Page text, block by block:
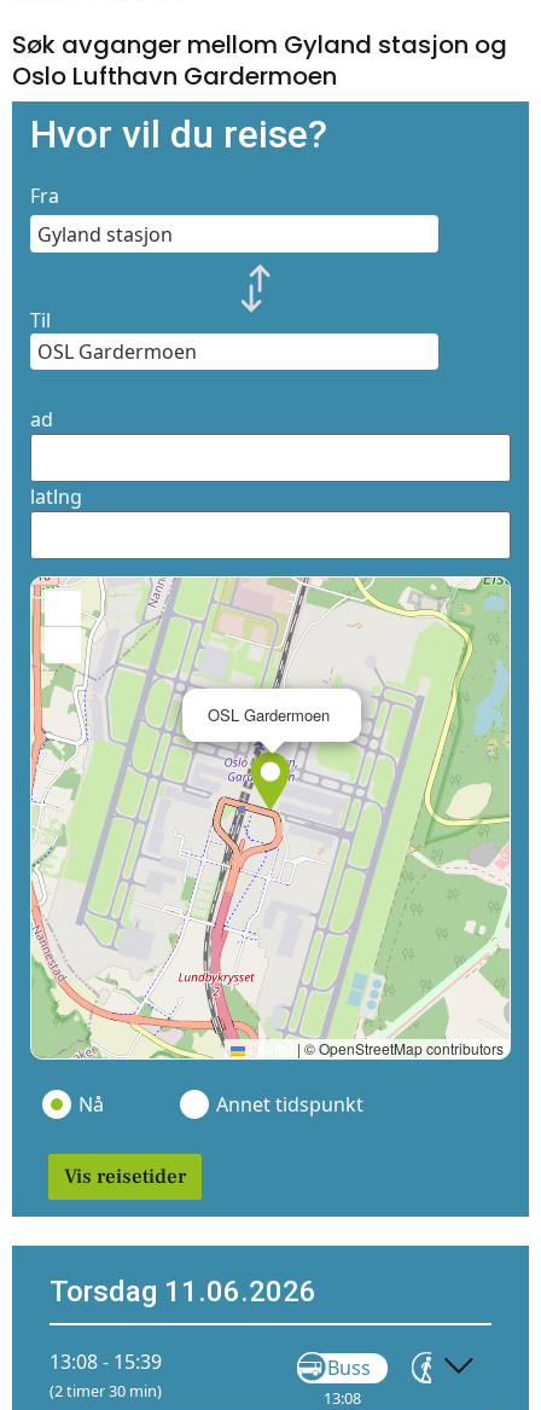
Søk avganger mellom Gyland stasjon og
Oslo Lufthavn Gardermoen
Hvor vil du reise?
Fra
Til
ad
latlng
OSL Gardermoen
Leaflet | © OpenStreetMap contributors
Nå Annet tidspunkt
Vis reisetider
Torsdag 11.06.2026
13:08 - 15:39
(2 timer 30 min)
Buss
13:08
Gå